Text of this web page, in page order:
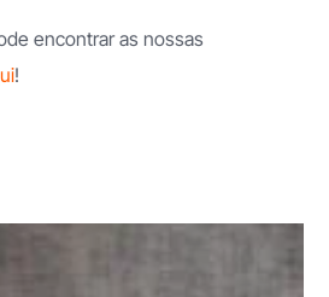
encontrar as nossas
!